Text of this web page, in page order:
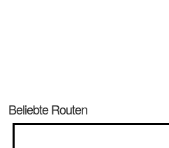
Beliebte Routen